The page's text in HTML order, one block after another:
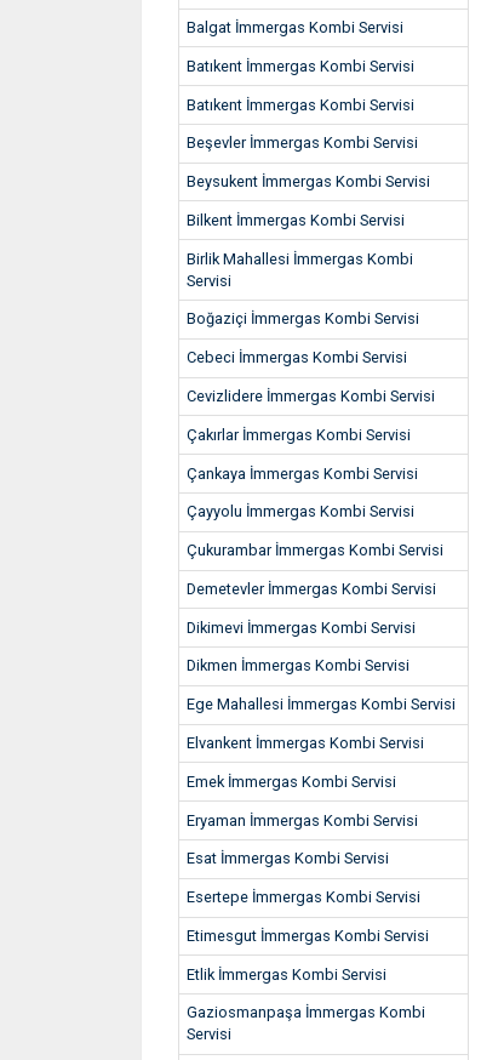
Balgat İmmergas Kombi Servisi
Batıkent İmmergas Kombi Servisi
Batıkent İmmergas Kombi Servisi
Beşevler İmmergas Kombi Servisi
Beysukent İmmergas Kombi Servisi
Bilkent İmmergas Kombi Servisi
Birlik Mahallesi İmmergas Kombi
Servisi
Boğaziçi İmmergas Kombi Servisi
Cebeci İmmergas Kombi Servisi
Cevizlidere İmmergas Kombi Servisi
Çakırlar İmmergas Kombi Servisi
Çankaya İmmergas Kombi Servisi
Çayyolu İmmergas Kombi Servisi
Çukurambar İmmergas Kombi Servisi
Demetevler İmmergas Kombi Servisi
Dikimevi İmmergas Kombi Servisi
Dikmen İmmergas Kombi Servisi
Ege Mahallesi İmmergas Kombi Servisi
Elvankent İmmergas Kombi Servisi
Emek İmmergas Kombi Servisi
Eryaman İmmergas Kombi Servisi
Esat İmmergas Kombi Servisi
Esertepe İmmergas Kombi Servisi
Etimesgut İmmergas Kombi Servisi
Etlik İmmergas Kombi Servisi
Gaziosmanpaşa İmmergas Kombi
Servisi